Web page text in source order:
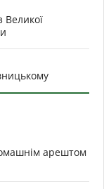
Великої
арештом